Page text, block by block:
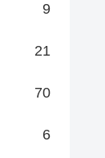
9
21
70
6